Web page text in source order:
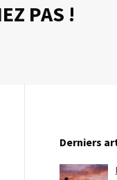
PAS !
Derniers